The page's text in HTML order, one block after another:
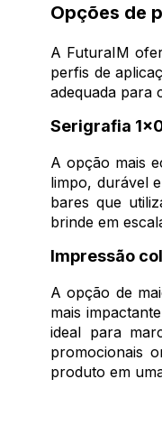
Opções de
A FuturaIM
perfis de
adequada para
Serigrafia
A opção mais
limpo, durável
bares que
brinde em
Impressão
A opção de
mais
ideal para
promocionais
produto em